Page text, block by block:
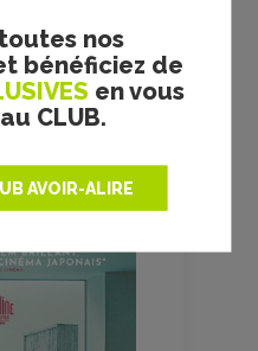
nos
bénéficiez de
en vous
CLUB.
AVOIR-ALIRE